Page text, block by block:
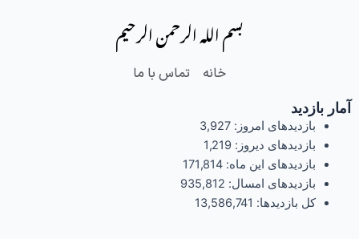
بسم الله الرحمن الرحیم
خانه تماس با ما
آمار بازدید
بازدیدهای امروز: 3,927
بازدیدهای دیروز: 1,219
بازدیدهای این ماه: 171,814
بازدیدهای امسال: 935,812
کل بازدیدها: 13,586,741